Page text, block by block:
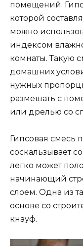
помещений.
которой
можно
индексом
комнаты. Такую
домашних
нужных
размешать с
или дрелью со
Гипсовая смесь
соскальзывает
легко может
начинающий
слоем. Одна из
основе со
кнауф.